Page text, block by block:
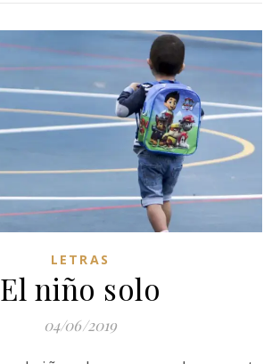
LETRAS
El niño solo
04/06/2019